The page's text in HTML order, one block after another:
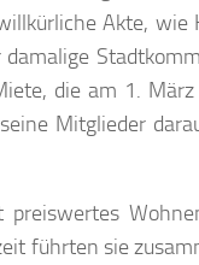
Akte,
die am 1.
Mitglieder
führten sie